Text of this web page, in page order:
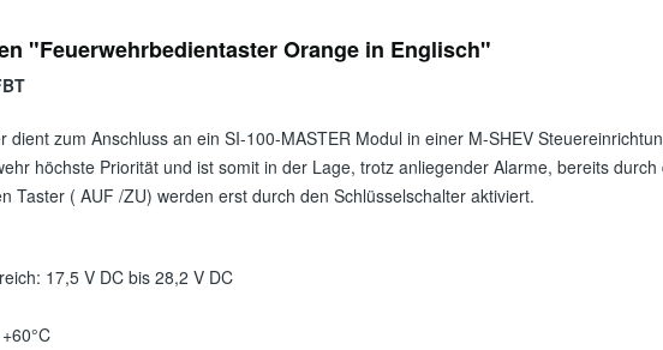
"Feuerwehrbedientaster Orange in Englisch"
dient zum Anschluss an ein SI-100-MASTER Modul in einer M-SHEV
höchste Priorität und ist somit in der Lage, trotz anliegender Alarme, bereits
Taster ( AUF /ZU) werden erst durch den Schlüsselschalter aktiviert.
17,5 V DC bis 28,2 V DC